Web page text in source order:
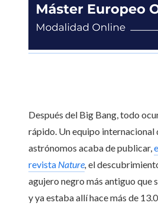
Después del Big Bang, todo
rápido. Un equipo internacional
astrónomos acaba de publicar,
revista Nature, el
agujero negro más antiguo que
y ya estaba allí hace más de